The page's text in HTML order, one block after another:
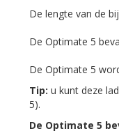
De lengte van de
De Optimate 5
De Optimate 5
Tip: u kunt deze
5).
De Optimate 5